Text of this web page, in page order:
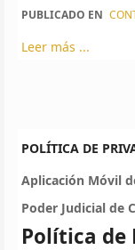
PUBLICADO EN
Leer más ...
POLÍTICA DE
Aplicación Móvil
Poder Judicial de
Política de